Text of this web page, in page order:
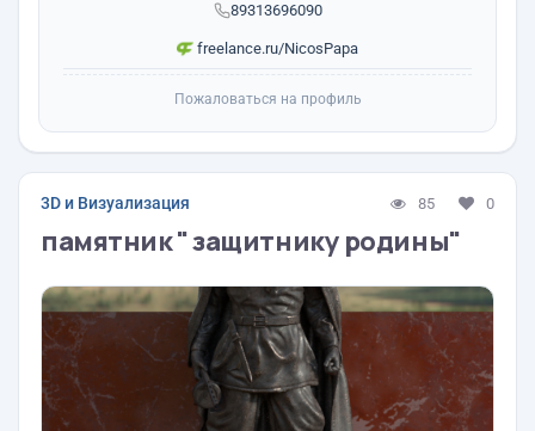
89313696090
freelance.ru/NicosPapa
Пожаловаться на профиль
3D и Визуализация 85 0
памятник " защитнику родины"